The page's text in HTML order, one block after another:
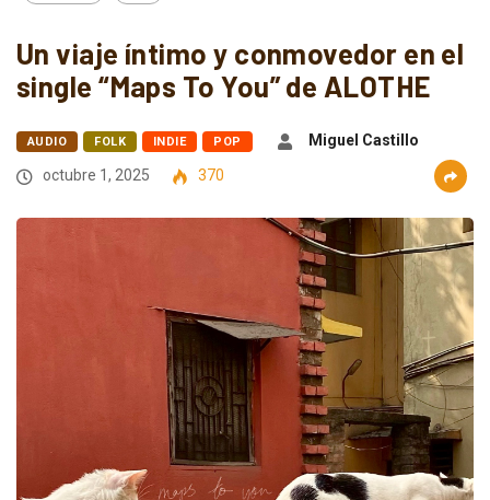
Un viaje íntimo y conmovedor en el
single “Maps To You” de ALOTHE
AUDIO FOLK INDIE POP
Miguel Castillo
octubre 1, 2025
370